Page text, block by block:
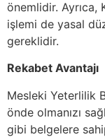
önemlidir. Ayrıca,
işlemi de yasal
gereklidir.
Rekabet Avantajı
Mesleki Yeterlilik
önde olmanızı
gibi belgelere